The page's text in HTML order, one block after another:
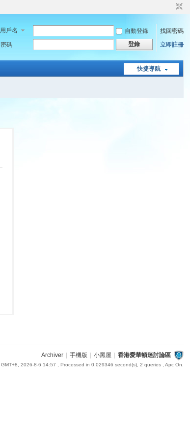
用戶名 自動登錄
找回密碼
密碼
登錄 立即註冊
快捷導航
Archiver 手機版 小黑屋 香港愛華頓迷討論區
GMT+8, 2026-8-6 14:57 , Processed in 0.029346 second(s), 2 queries , Apc On.